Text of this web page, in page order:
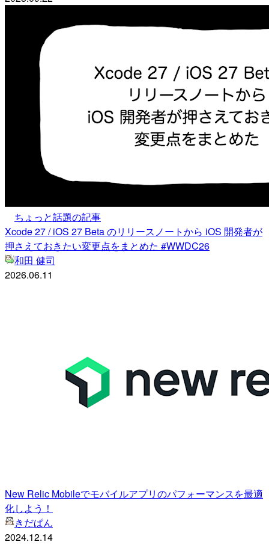
ちょっと話題の記事
Xcode 27 / iOS 27 Beta のリリースノートから iOS 開発者が
押さえておきたい変更点をまとめた #WWDC26
和田 健司
2026.06.11
New Relic Mobileでモバイルアプリのパフォーマンスを最適
化しよう！
きだぱん
2024.12.14